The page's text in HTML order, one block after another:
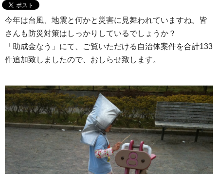
今年は台風、地震と何かと災害に見舞われていますね。皆
さんも防災対策はしっかりしているでしょうか？
「助成金なう」にて、ご覧いただける自治体案件を合計133
件追加致しましたので、おしらせ致します。